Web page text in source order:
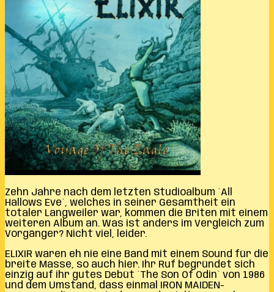
Zehn Jahre nach dem letzten Studioalbum `All
Hallows Eve`, welches in seiner Gesamtheit ein
totaler Langweiler war, kommen die Briten mit einem
weiteren Album an. Was ist anders im Vergleich zum
Vorgänger? Nicht viel, leider.
ELIXIR waren eh nie eine Band mit einem Sound für die
breite Masse, so auch hier. Ihr Ruf begründet sich
einzig auf ihr gutes Debüt `The Son Of Odin` von 1986
und dem Umstand, dass einmal IRON MAIDEN-